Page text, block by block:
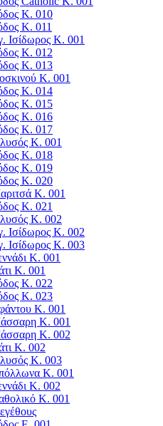
Κ. 010
Κ. 011
Ισίδωρος Κ. 001
Κ. 012
Κ. 013
Κ. 001
Κ. 014
Κ. 015
Κ. 016
Κ. 017
Κ. 001
Κ. 018
Κ. 019
Κ. 020
Κ. 001
Κ. 021
Κ. 002
Ισίδωρος K. 002
Ισίδωρος K. 003
Κ. 001
Κ. 001
Κ. 022
Κ. 023
Κ. 001
Κ. 001
Κ. 002
Κ. 002
Κ. 003
K. 001
Κ. 002
Κ. 001